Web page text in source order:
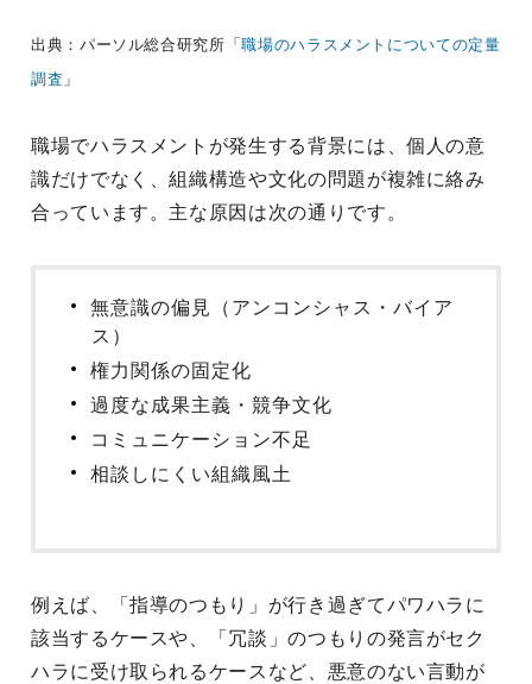
出典：パーソル総合研究所「職場のハラスメントについての定量
調査 」
職場でハラスメントが発生する背景には、個人の意
識だけでなく、組織構造や文化の問題が複雑に絡み
合っています。主な原因は次の通りです。
無意識の偏見（アンコンシャス・バイア
ス）
権力関係の固定化
過度な成果主義・競争文化
コミュニケーション不足
相談しにくい組織風土
例えば、「指導のつもり」が行き過ぎてパワハラに
該当するケースや、「冗談」のつもりの発言がセク
ハラに受け取られるケースなど、悪意のない言動が